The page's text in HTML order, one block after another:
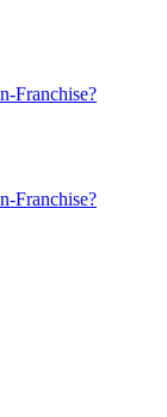
Franchise?
Franchise?